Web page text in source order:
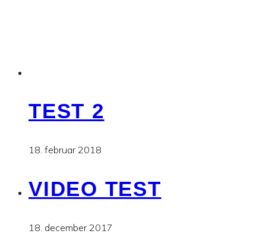
TEST 2
18. februar 2018
VIDEO TEST
18. december 2017